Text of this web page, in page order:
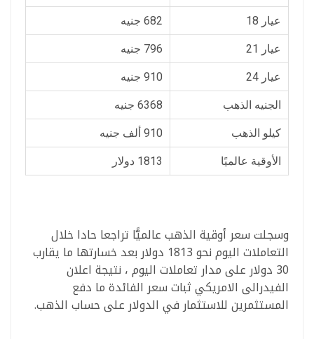
عيار 18 682 جنيه
عيار 21 796 جنيه
عيار 24 910 جنيه
الجنيه الذهب 6368 جنيه
كيلو الذهب 910 ألف جنيه
الأوقية عالميًا 1813 دولار
وسجلت سعر أوقية الذهب عالميًّا تراجعا حادا خلال
التعاملات اليوم نحو 1813 دولار بعد خسارتها ما يقارب
30 دولار على مدار تعاملات اليوم ، نتيجة اعلان
الفيدرالى الامريكي ثبات سعر الفائدة ما دفع
المستثمرين للاستثمار في الدولار على حساب الذهب.